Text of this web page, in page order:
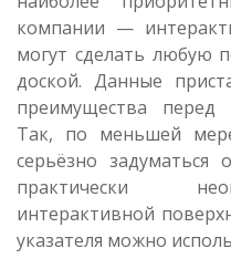
компании —
могут сделать любую
доской. Данные
преимущества перед
Так, по меньшей
серьёзно
практически
интерактивной
указателя можно